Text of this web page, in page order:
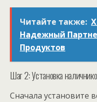
Читайте также:
Надежный
Продуктов
Шаг 2: Установка
Сначала установите